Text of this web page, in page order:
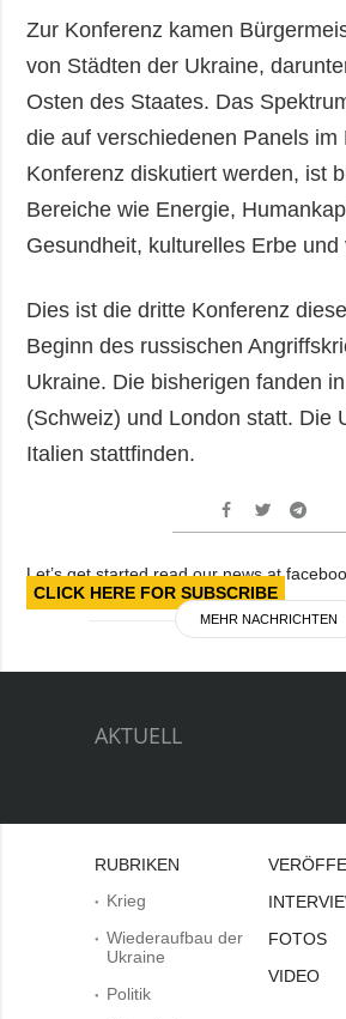
Zur Konferenz kamen
von Städten der Ukraine,
Osten des Staates. Das
die auf verschiedenen Panels im
Konferenz diskutiert werden, ist
Bereiche wie Energie,
Gesundheit, kulturelles Erbe und
Dies ist die dritte Konferenz
Beginn des russischen
Ukraine. Die bisherigen fanden
(Schweiz) und London statt. Die
Italien stattfinden.
Let’s get started read our news at
CLICK HERE FOR SUBSCRIBE
MEHR NACHRICHTEN
AKTUELL
RUBRIKEN
Krieg
Wiederaufbau der
Ukraine
Politik
FOTOS
VIDEO